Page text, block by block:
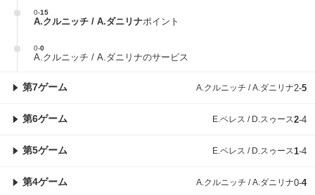
0-15
A.クルニッチ / A.ダニリナポイント
0-0
A.クルニッチ / A.ダニリナのサービス
第7ゲーム A.クルニッチ / A.ダニリナ2-5
第6ゲーム E.ペレス / D.スゥース2-4
第5ゲーム E.ペレス / D.スゥース 1-4
第4ゲーム A.クルニッチ / A.ダニリナ0-4